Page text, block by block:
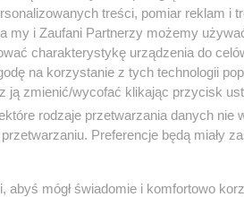
treści, pomiar reklam i
my i Zaufani Partnerzy możemy
charakterystykę urządzenia do
na korzystanie z tych technologii
ją zmienić/wycofać klikając przycisk
rodzaje przetwarzania danych nie
Preferencje będą miały
abyś mógł świadomie i komfortowo